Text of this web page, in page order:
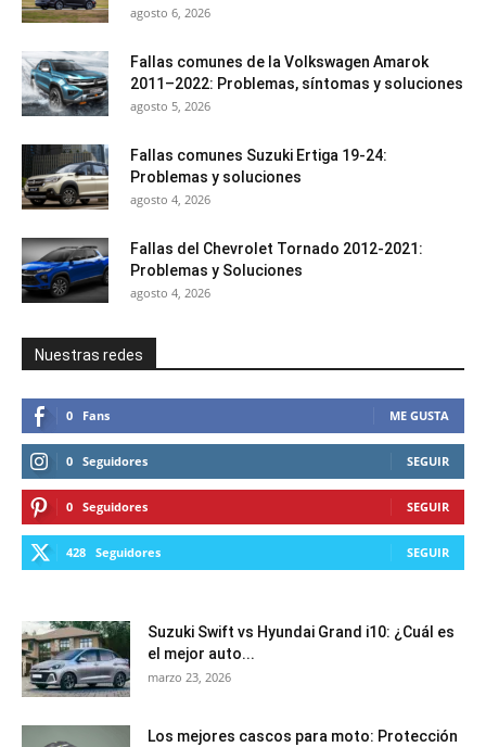
agosto 6, 2026
Fallas comunes de la Volkswagen Amarok
2011–2022: Problemas, síntomas y soluciones
agosto 5, 2026
Fallas comunes Suzuki Ertiga 19-24:
Problemas y soluciones
agosto 4, 2026
Fallas del Chevrolet Tornado 2012-2021:
Problemas y Soluciones
agosto 4, 2026
Nuestras redes
0 Fans ME GUSTA
0 Seguidores SEGUIR
0 Seguidores SEGUIR
428 Seguidores SEGUIR
Suzuki Swift vs Hyundai Grand i10: ¿Cuál es
el mejor auto...
marzo 23, 2026
Los mejores cascos para moto: Protección